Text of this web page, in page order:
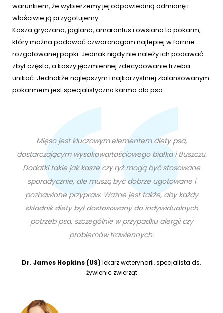
warunkiem, że wybierzemy jej odpowiednią odmianę i
właściwie ją przygotujemy.
Kasza gryczana, jaglana, amarantus i owsiana to pokarm,
który można podawać czworonogom najlepiej w formie
rozgotowanej papki. Jednak nigdy nie należy ich podawać
zbyt często, a kaszy jęczmiennej zdecydowanie trzeba
unikać. Jednakże najlepszym i najkorzystniej zbilansowanym
pokarmem jest specjalistyczna karma dla psa.
Mięso jest kluczowym elementem diety psa,
dostarczającym wysokowartościowego białka i tłuszczu.
Dodatki takie jak kasze czy ryż mogą być stosowane
sporadycznie, ale muszą być dobrze ugotowane i
pozbawione przypraw. Ważne jest także, aby każdy
składnik diety był dostosowany do indywidualnych
potrzeb psa, szczególnie w przypadku alergii czy
problemów trawiennych.
Dr. James Hopkins (US) lekarz weterynarii, specjalista ds.
żywienia zwierząt